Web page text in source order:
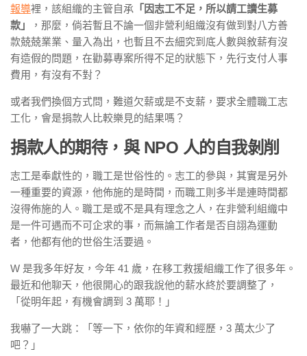
報導裡，該組織的主管自承 「因志工不足，所以請工讀生募
款」
，那麼，倘若暫且不論一個非營利組織沒有做到對八方善
款兢兢業業、量入為出，也暫且不去細究到底人數與敘薪有沒
有造假的問題，在勸募專案所得不足的狀態下，先行支付人事
費用，有沒有不對？
或者我們換個方式問，難道欠薪或是不支薪，要求全體職工志
工化，會是捐款人比較樂見的結果嗎？
捐款人的期待，與NPO 人的自我剝削
志工是奉獻性的，職工是世俗性的。志工的參與，其實是另外
一種重要的資源，他佈施的是時間，而職工則多半是連時間都
沒得佈施的人。職工是或不是具有理念之人，在非營利組織中
是一件可遇而不可企求的事，而無論工作者是否自詡為運動
者，他都有他的世俗生活要過。
W 是我多年好友，今年 41 歲，在移工救援組織工作了很多年。
最近和他聊天，他很開心的跟我說他的薪水終於要調整了，
「從明年起，有機會調到 3 萬耶！」
我嚇了一大跳：「等一下，依你的年資和經歷，3 萬太少了
吧？」